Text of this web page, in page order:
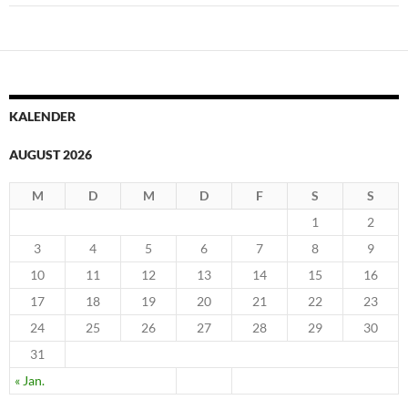
KALENDER
AUGUST 2026
M D M D F S S
« Jan.
1
2
3
4 5 6 7 8
9
10
11 12 13 14 15
16
17
18 19 20 21 22
23
24
25 26 27 28 29
30
31